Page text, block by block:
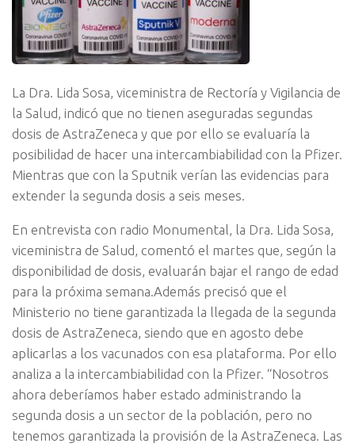
La Dra. Lida Sosa, viceministra de Rectoría y Vigilancia de
la Salud, indicó que no tienen aseguradas segundas
dosis de AstraZeneca y que por ello se evaluaría la
posibilidad de hacer una intercambiabilidad con la Pfizer.
Mientras que con la Sputnik verían las evidencias para
extender la segunda dosis a seis meses.
En entrevista con radio Monumental, la Dra. Lida Sosa,
viceministra de Salud, comentó el martes que, según la
disponibilidad de dosis, evaluarán bajar el rango de edad
para la próxima semana.Además precisó que el
Ministerio no tiene garantizada la llegada de la segunda
dosis de AstraZeneca, siendo que en agosto debe
aplicarlas a los vacunados con esa plataforma. Por ello
analiza a la intercambiabilidad con la Pfizer. “Nosotros
ahora deberíamos haber estado administrando la
segunda dosis a un sector de la población, pero no
tenemos garantizada la provisión de la AstraZeneca. Las